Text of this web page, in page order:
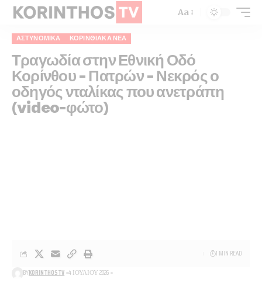
Aa
ΑΣΤΥΝΟΜΙΚΆ ΚΟΡΙΝΘΙΑΚΆ ΝΈΑ
Τραγωδία στην Εθνική Οδό
Κορίνθου – Πατρών – Νεκρός ο
οδηγός νταλίκας που ανετράπη
(video-φώτο)
BYKORINTHOSTV 4 ΙΟΥΛΊΟΥ 2026
1 MIN READ